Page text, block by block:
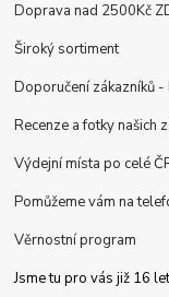
Doprava nad 2500Kč
Široký sortiment
Doporučení zákazníků -
Recenze a fotky našich
Výdejní místa po celé
Pomůžeme vám na
Věrnostní program
Jsme tu pro vás již 16